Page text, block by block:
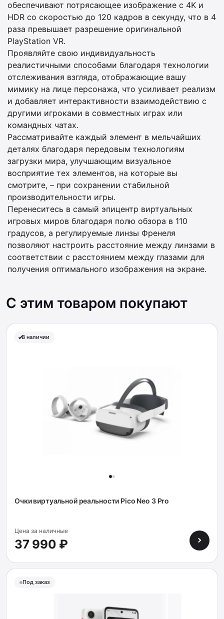
обеспечивают потрясающее изображение с 4K и
HDR со скоростью до 120 кадров в секунду, что в 4
раза превышает разрешение оригинальной
PlayStation VR.
Проявляйте свою индивидуальность
реалистичными способами благодаря технологии
отслеживания взгляда, отображающие вашу
мимику на лице персонажа, что усиливает реализм
и добавляет интерактивности взаимодействию с
другими игроками в совместных играх или
командных чатах.
Рассматривайте каждый элемент в мельчайших
деталях благодаря передовым технологиям
загрузки мира, улучшающим визуальное
восприятие тех элементов, на которые вы
смотрите, – при сохранении стабильной
производительности игры.
Перенеситесь в самый эпицентр виртуальных
игровых миров благодаря полю обзора в 110
градусов, а регулируемые линзы Френеля
позволяют настроить расстояние между линзами в
соответствии с расстоянием между глазами для
получения оптимального изображения на экране.
С этим товаром покупают
В наличии
Очки виртуальной реальности Pico Neo 3 Pro
Цена за наличные
37 990 ₽
Под заказ